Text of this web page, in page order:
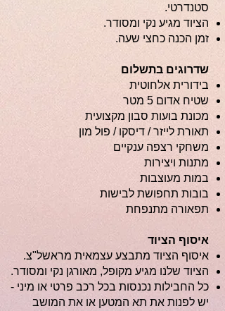
סטנדרטי.
הציוד מגיע נקי ומסודר.
זמן הכנה כחצי שעה.
שדרוגים בתשלום
בידורית אלחוטית
שטיח אדום 5 מטר
מכונת בועות סבון מקצועית
תאורת לייזר / דיסקו / פול מון
משחקי רצפה ענקיים
מתנות ויצירות
במות מעוצבות
בובות תחפושת לבישות
תפאורה מתנפחת
איסוף הציוד
איסוף הציוד מתבצע עצמאית מראשל"צ.
הציוד שלנו מגיע מקופל, מאורגן נקי ומסודר.
כל החבילות נכנסות בכל רכב פרטי או מיני -
יש לפנות את תא המטען או את המושב